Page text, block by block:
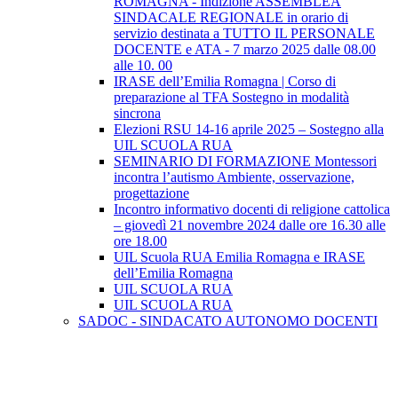
SINDACALE REGIONALE in orario di
servizio destinata a TUTTO IL PERSONALE
DOCENTE e ATA - 7 marzo 2025 dalle 08.00
alle 10. 00
IRASE dell’Emilia Romagna | Corso di
preparazione al TFA Sostegno in modalità
sincrona
Elezioni RSU 14-16 aprile 2025 – Sostegno alla
UIL SCUOLA RUA
SEMINARIO DI FORMAZIONE Montessori
incontra l’autismo Ambiente, osservazione,
progettazione
Incontro informativo docenti di religione cattolica
– giovedì 21 novembre 2024 dalle ore 16.30 alle
ore 18.00
UIL Scuola RUA Emilia Romagna e IRASE
dell’Emilia Romagna
UIL SCUOLA RUA
UIL SCUOLA RUA
SADOC - SINDACATO AUTONOMO DOCENTI